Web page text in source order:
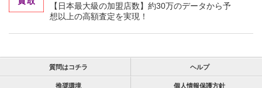
【日本最大級の加盟店数】約30万のデータから予
想以上の高額査定を実現！
質問はコチラ ヘルプ
推奨環境 個人情報保護方針